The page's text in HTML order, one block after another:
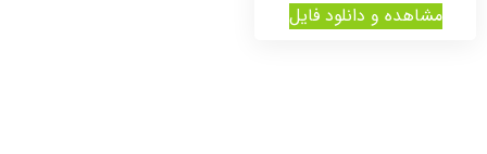
مشاهده و دانلود فایل